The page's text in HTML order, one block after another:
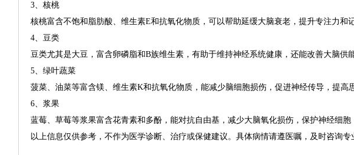
3、核桃
核桃富含不饱和脂肪酸、维生素E和抗氧化物质，可以帮助延缓大脑衰老，提升专注力和
4、豆类
豆类尤其是大豆，富含卵磷脂和B族维生素，有助于维持神经系统健康，还能改善大脑供
5、绿叶蔬菜
菠菜、油菜等富含镁、维生素K和抗氧化物质，能减少脑细胞损伤，促进神经传导，提高
6、浆果
蓝莓、草莓等浆果富含花青素和多酚，能对抗自由基，减少大脑氧化损伤，保护神经细胞
以上信息仅供参考，不作为医学诊断、治疗或保健建议。具体病情请遵医嘱，及时咨询专